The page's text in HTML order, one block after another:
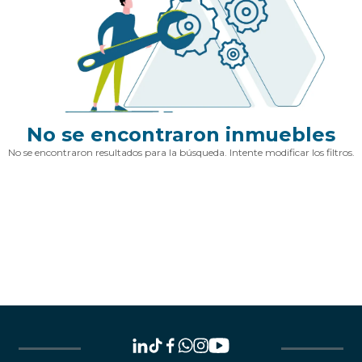
No se encontraron inmuebles
No se encontraron resultados para la búsqueda. Intente modificar los filtros.